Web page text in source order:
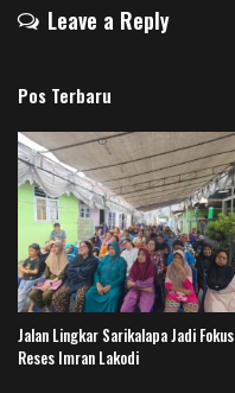
Leave a Reply
Pos Terbaru
Jalan Lingkar Sarikalapa Jadi Fokus
Reses Imran Lakodi